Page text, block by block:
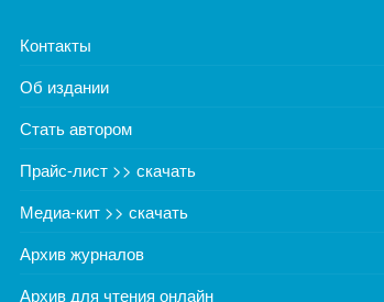
Контакты
Об издании
Стать автором
Прайс-лист >> скачать
Медиа-кит >> скачать
Архив журналов
Архив для чтения онлайн